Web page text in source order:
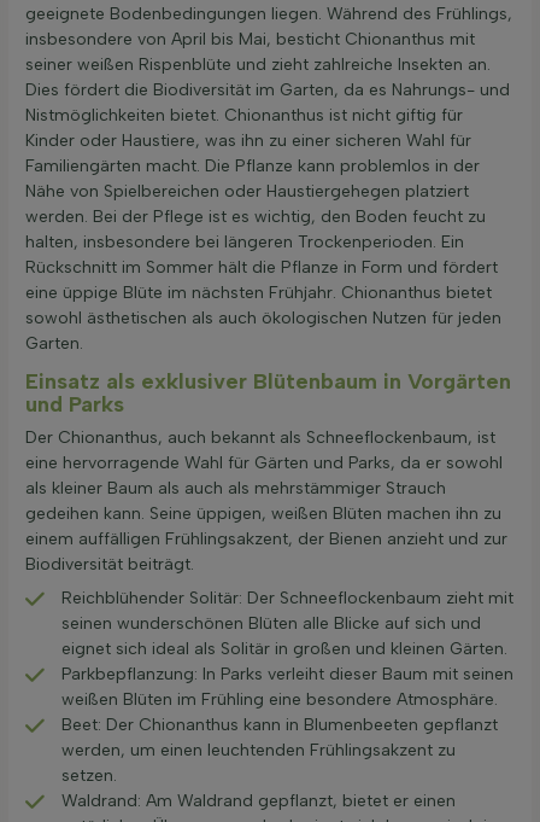
geeignete Bodenbedingungen liegen. Während des Frühlings,
insbesondere von April bis Mai, besticht Chionanthus mit
seiner weißen Rispenblüte und zieht zahlreiche Insekten an.
Dies fördert die Biodiversität im Garten, da es Nahrungs- und
Nistmöglichkeiten bietet. Chionanthus ist nicht giftig für
Kinder oder Haustiere, was ihn zu einer sicheren Wahl für
Familiengärten macht. Die Pflanze kann problemlos in der
Nähe von Spielbereichen oder Haustiergehegen platziert
werden. Bei der Pflege ist es wichtig, den Boden feucht zu
halten, insbesondere bei längeren Trockenperioden. Ein
Rückschnitt im Sommer hält die Pflanze in Form und fördert
eine üppige Blüte im nächsten Frühjahr. Chionanthus bietet
sowohl ästhetischen als auch ökologischen Nutzen für jeden
Garten.
Einsatz als exklusiver Blütenbaum in Vorgärten
und Parks
Der Chionanthus, auch bekannt als Schneeflockenbaum, ist
eine hervorragende Wahl für Gärten und Parks, da er sowohl
als kleiner Baum als auch als mehrstämmiger Strauch
gedeihen kann. Seine üppigen, weißen Blüten machen ihn zu
einem auffälligen Frühlingsakzent, der Bienen anzieht und zur
Biodiversität beiträgt.
Reichblühender Solitär: Der Schneeflockenbaum zieht mit
seinen wunderschönen Blüten alle Blicke auf sich und
eignet sich ideal als Solitär in großen und kleinen Gärten.
Parkbepflanzung: In Parks verleiht dieser Baum mit seinen
weißen Blüten im Frühling eine besondere Atmosphäre.
Beet: Der Chionanthus kann in Blumenbeeten gepflanzt
werden, um einen leuchtenden Frühlingsakzent zu
setzen.
Waldrand: Am Waldrand gepflanzt, bietet er einen